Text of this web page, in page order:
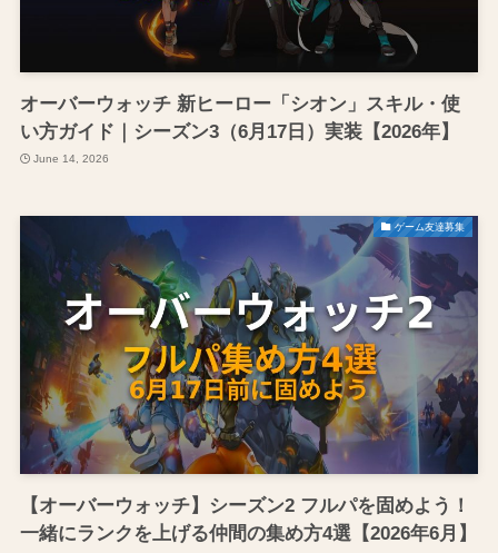
オーバーウォッチ 新ヒーロー「シオン」スキル・使
い方ガイド｜シーズン3（6月17日）実装【2026年】
June 14, 2026
ゲーム友達募集
【オーバーウォッチ】シーズン2 フルパを固めよう！
一緒にランクを上げる仲間の集め方4選【2026年6月】